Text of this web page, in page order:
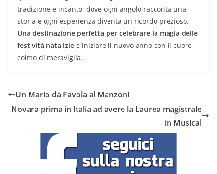
tradizione e incanto, dove ogni angolo racconta una
storia e ogni esperienza diventa un ricordo prezioso.
Una destinazione perfetta per celebrare la magia delle
festività natalizie e iniziare il nuovo anno con il cuore
colmo di meraviglia.
Un Mario da Favola al Manzoni
Novara prima in Italia ad avere la Laurea magistrale
in Musical